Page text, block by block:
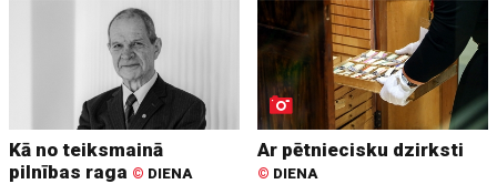
Kā no teiksmainā
pilnības raga © DIENA
Ar pētniecisku dzirksti
© DIENA